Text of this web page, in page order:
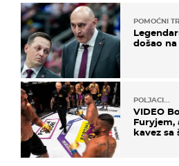
POMOĆNI
došao
POLJACI...
VIDEO
Furyjem,
kavez sa